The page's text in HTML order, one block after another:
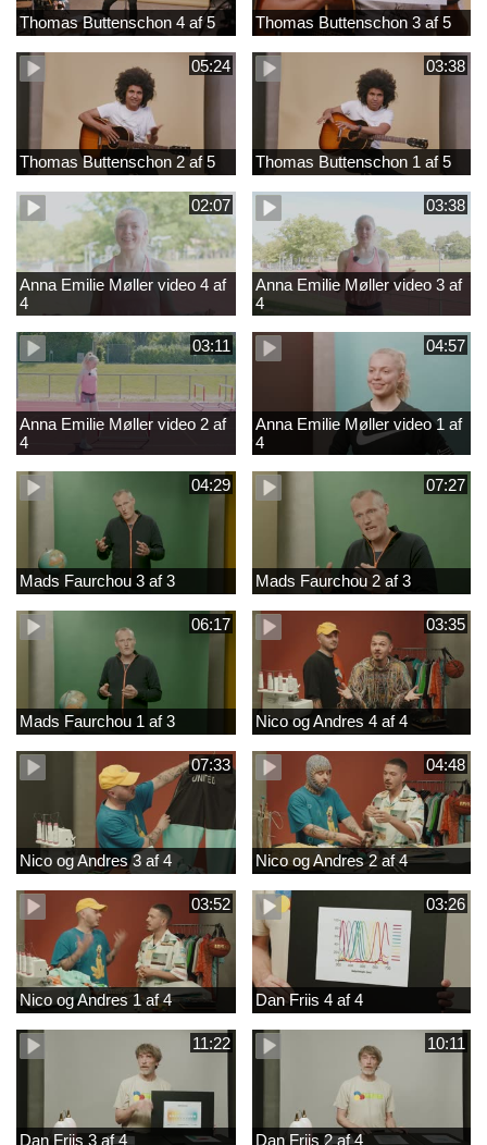
Thomas Buttenschon 4 af 5 Thomas Buttenschon 3 af 5
05:24
Thomas Buttenschon 2 af 5
03:38
Thomas Buttenschon 1 af 5
02:07
Anna Emilie Møller video 4 af
4
03:38
Anna Emilie Møller video 3 af
4
03:11
Anna Emilie Møller video 2 af
4
04:57
Anna Emilie Møller video 1 af
4
04:29
Mads Faurchou 3 af 3
07:27
Mads Faurchou 2 af 3
06:17
Mads Faurchou 1 af 3
03:35
Nico og Andres 4 af 4
07:33
Nico og Andres 3 af 4
04:48
Nico og Andres 2 af 4
03:52
Nico og Andres 1 af 4
03:26
Dan Friis 4 af 4
11:22
Dan Friis 3 af 4
10:11
Dan Friis 2 af 4